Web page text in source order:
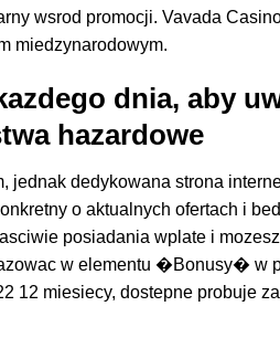
wsrod promocji. Vavada
miedzynarodowym.
dnia, aby
hazardowe
jednak dedykowana strona
o aktualnych ofertach i
posiadania wplate i
w elementu �Bonusy� w
12 miesiecy, dostepne probuje